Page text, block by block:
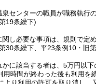
センターの職員が職務執行
19条繰下)
し必要な事項は、規則で定め
30条繰下、平23条例10・旧
かに該当する者は、5万円以下
用時間が終わった後も利用を